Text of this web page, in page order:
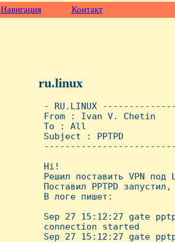
Навигация Контакт
ru.linux
- RU.LINUX
From : Ivan V. Chetin
To : All
Subject : PPTPD
Hi!
Решил поставить VPN
Поставил PPTPD
В логе пишет:
Sep 27 15:12:27 gate
connection started
Sep 27 15:12:27 gate